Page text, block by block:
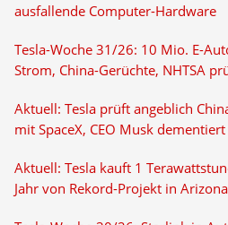
ausfallende Computer-Hardware
Tesla-Woche 31/26: 10 Mio. E-
Strom, China-Gerüchte, NHTSA
Aktuell: Tesla prüft angeblich
mit SpaceX, CEO Musk dementiert
Aktuell: Tesla kauft 1
Jahr von Rekord-Projekt in Arizona